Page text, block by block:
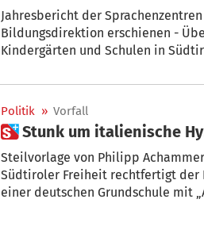
Jahresbericht der
Bildungsdirektion erschienen -
Kindergärten und Schulen in
Politik » Vorfall
 Stunk um italienische
Steilvorlage von Philipp Achammer für Sven Knoll. In Beantwortung einer Anfrage der
Südtiroler Freiheit rechtfertigt der Landesrat das Absingen der italienischen Hymne in
einer deutschen Grundschule mit